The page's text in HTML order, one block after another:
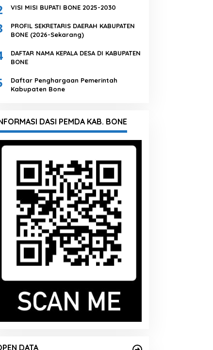
VISI MISI BUPATI BONE 2025-2030
PROFIL SEKRETARIS DAERAH KABUPATEN
BONE (2026-Sekarang)
DAFTAR NAMA KEPALA DESA DI KABUPATEN
BONE
Daftar Penghargaan Pemerintah
Kabupaten Bone
DASI PEMDA KAB. BONE
DATA